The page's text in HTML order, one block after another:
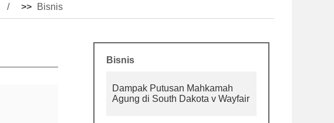
>> Bisnis
Bisnis
Dampak Putusan Mahkamah
Agung di South Dakota v Wayfair